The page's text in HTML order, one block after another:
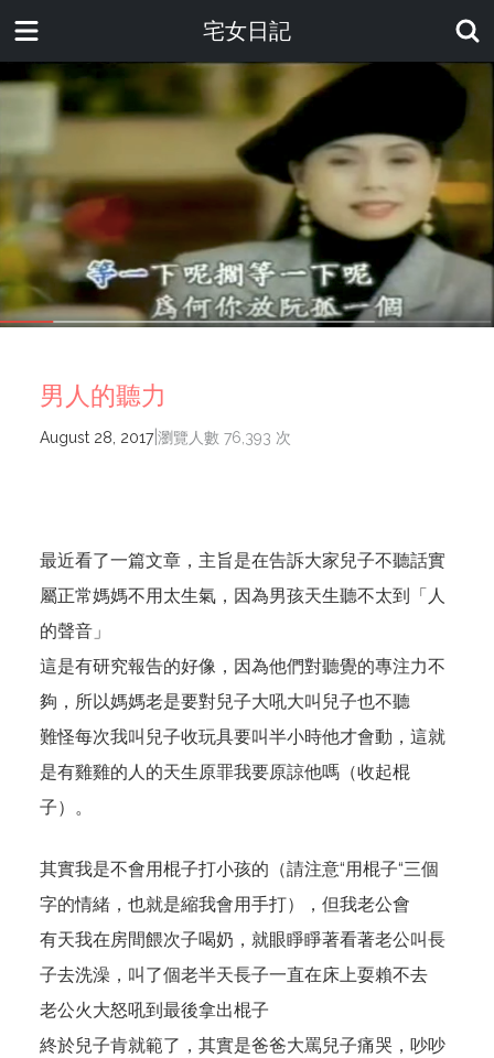
宅女日記
男人的聽力
August 28, 2017|瀏覽人數 76,393 次
最近看了一篇文章，主旨是在告訴大家兒子不聽話實
屬正常媽媽不用太生氣，因為男孩天生聽不太到「人
的聲音」
這是有研究報告的好像，因為他們對聽覺的專注力不
夠，所以媽媽老是要對兒子大吼大叫兒子也不聽
難怪每次我叫兒子收玩具要叫半小時他才會動，這就
是有雞雞的人的天生原罪我要原諒他嗎（收起棍
子）。
其實我是不會用棍子打小孩的（請注意“用棍子“三個
字的情緒，也就是縮我會用手打），但我老公會
有天我在房間餵次子喝奶，就眼睜睜著看著老公叫長
子去洗澡，叫了個老半天長子一直在床上耍賴不去
老公火大怒吼到最後拿出棍子
終於兒子肯就範了，其實是爸爸大罵兒子痛哭，吵吵